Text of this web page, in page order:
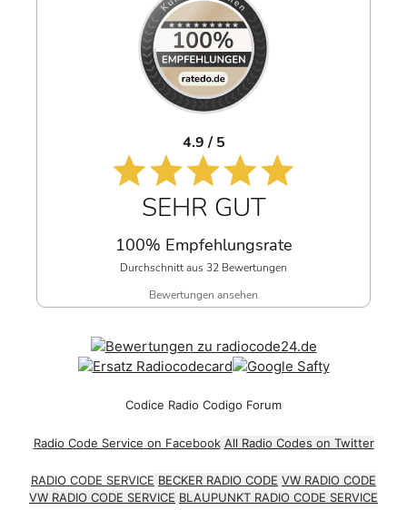
4.9 / 5
SEHR GUT
100% Empfehlungsrate
Durchschnitt aus 32 Bewertungen
Bewertungen ansehen
Codice Radio Codigo Forum
Radio Code Service on Facebook All Radio Codes on Twitter
RADIO CODE SERVICE BECKER RADIO CODE VW RADIO CODE
VW RADIO CODE SERVICE BLAUPUNKT RADIO CODE SERVICE